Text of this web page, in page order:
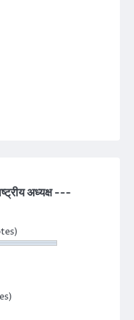
अध्यक्ष ---